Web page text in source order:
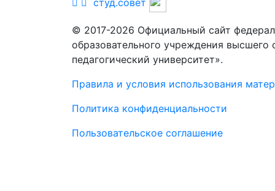
студ.совет
© 2017-2026 Официальный сайт
образовательного учреждения высшего
педагогический университет».
Правила и условия использования
Политика конфиденциальности
Пользовательское соглашение